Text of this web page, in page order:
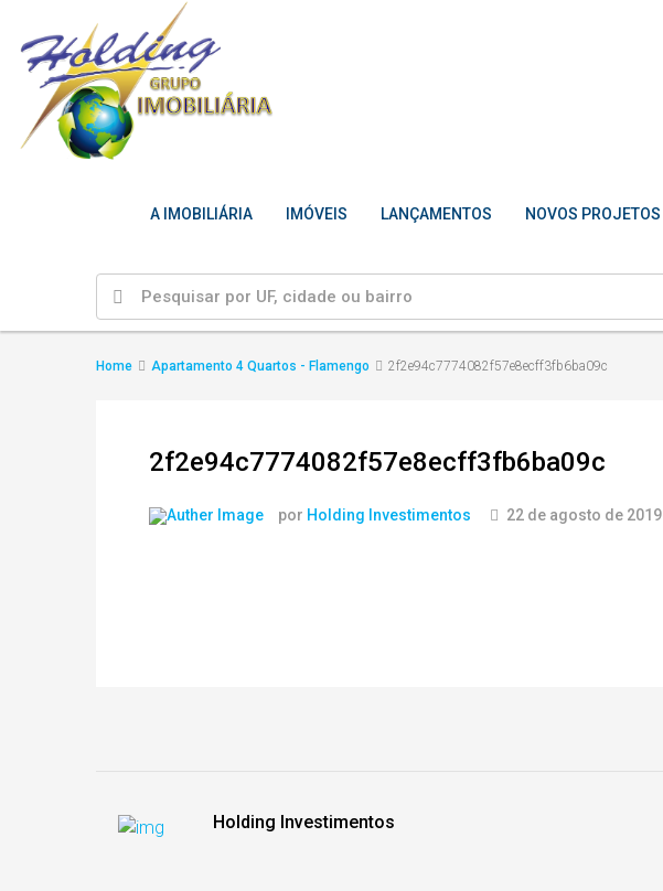
A IMOBILIÁRIA IMÓVEIS LANÇAMENTOS NOVOS PROJETOS
Home Apartamento 4 Quartos - Flamengo 2f2e94c7774082f57e8ecff3fb6ba09c
2f2e94c7774082f57e8ecff3fb6ba09c
por Holding Investimentos 22 de agosto de 2019
Holding Investimentos